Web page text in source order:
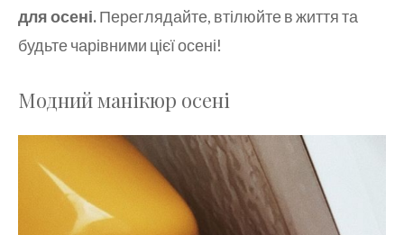
для осені.Переглядайте, втілюйте в життя та
будьте чарівними цієї осені!
Модний манікюр осені